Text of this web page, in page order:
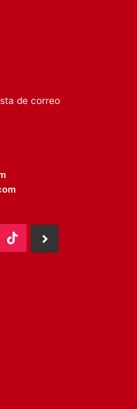
de correo
TikTok